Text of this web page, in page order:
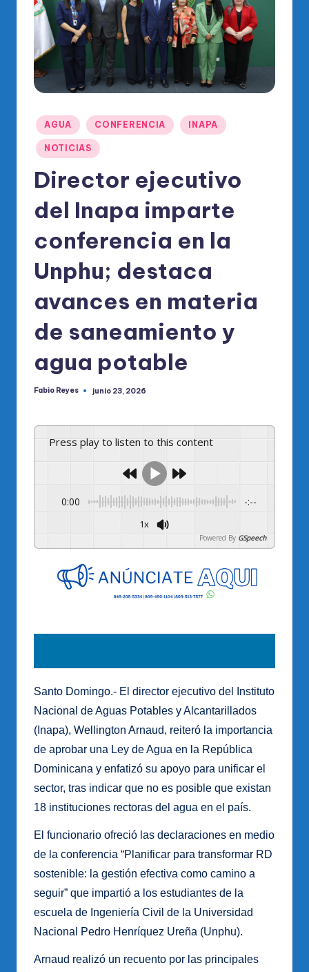
di
o
O
ci
al
el
R
M
Publicado
en
AGUA CONFERENCIA INAPA
NOTICIAS
Director ejecutivo
del Inapa imparte
conferencia en la
Unphu; destaca
avances en materia
de saneamiento y
agua potable
Publicado
Fabio Reyes junio 23, 2026
Press play to listen to this content
0:00 -:--
1x
Powered By GSpeech
Santo Domingo.- El director ejecutivo del Instituto
Nacional de Aguas Potables y Alcantarillados
(Inapa), Wellington Arnaud, reiteró la importancia
de aprobar una Ley de Agua en la República
Dominicana y enfatizó su apoyo para unificar el
sector, tras indicar que no es posible que existan
18 instituciones rectoras del agua en el país.
El funcionario ofreció las declaraciones en medio
de la conferencia “Planificar para transformar RD
sostenible: la gestión efectiva como camino a
seguir” que impartió a los estudiantes de la
escuela de Ingeniería Civil de la Universidad
Nacional Pedro Henríquez Ureña (Unphu).
Arnaud realizó un recuento por las principales